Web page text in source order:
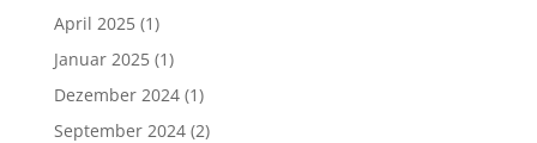
April 2025(1)
Januar 2025(1)
Dezember 2024(1)
September 2024(2)